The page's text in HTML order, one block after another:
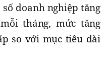
doanh nghiệp tăng
tháng, mức tăng
so với mục tiêu dài